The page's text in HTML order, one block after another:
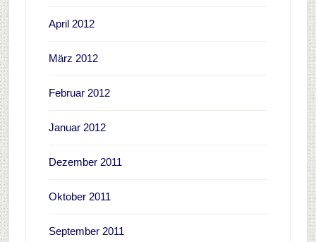
April 2012
März 2012
Februar 2012
Januar 2012
Dezember 2011
Oktober 2011
September 2011